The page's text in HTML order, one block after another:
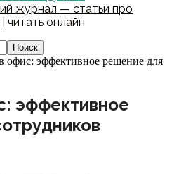
журнал — статьи про
читать онлайн
офис: эффективное решение для
эффективное